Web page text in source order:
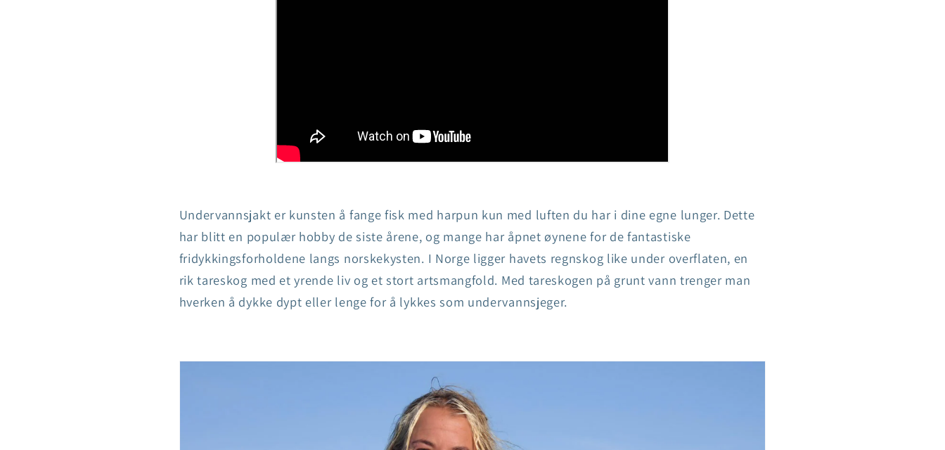
Undervannsjakt er kunsten å fange fisk med harpun kun med luften du har i dine egne lunger. Dette
har blitt en populær hobby de siste årene, og mange har åpnet øynene for de fantastiske
fridykkingsforholdene langs norskekysten. I Norge ligger havets regnskog like under overflaten, en
rik tareskog med et yrende liv og et stort artsmangfold. Med tareskogen på grunt vann trenger man
hverken å dykke dypt eller lenge for å lykkes som undervannsjeger.